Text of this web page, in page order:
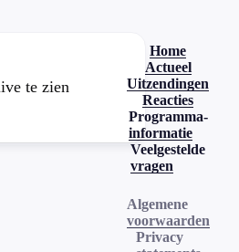
te zien
Home
Actueel
Uitzendingen
Reacties
Programma-
informatie
Veelgestelde
vragen
Algemene
voorwaarden
Privacy